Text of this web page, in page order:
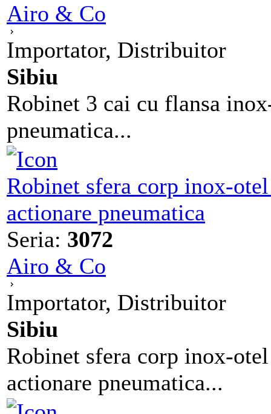
Airo & Co
Importator, Distribuitor
Sibiu
Robinet 3 cai cu flansa
pneumatica...
Robinet sfera corp inox-
actionare pneumatica
Seria: 3072
Airo & Co
Importator, Distribuitor
Sibiu
Robinet sfera corp inox-
actionare pneumatica...